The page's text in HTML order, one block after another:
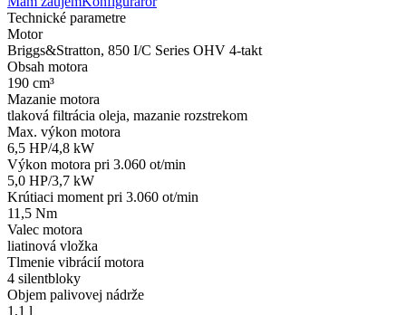
Technické parametre
Motor
Briggs&Stratton, 850 I/C Series OHV 4-takt
Obsah motora
190 cm³
Mazanie motora
tlaková filtrácia oleja, mazanie rozstrekom
Max. výkon motora
6,5 HP/4,8 kW
Výkon motora pri 3.060 ot/min
5,0 HP/3,7 kW
Krútiaci moment pri 3.060 ot/min
11,5 Nm
Valec motora
liatinová vložka
Tlmenie vibrácií motora
4 silentbloky
Objem palivovej nádrže
1,1 l